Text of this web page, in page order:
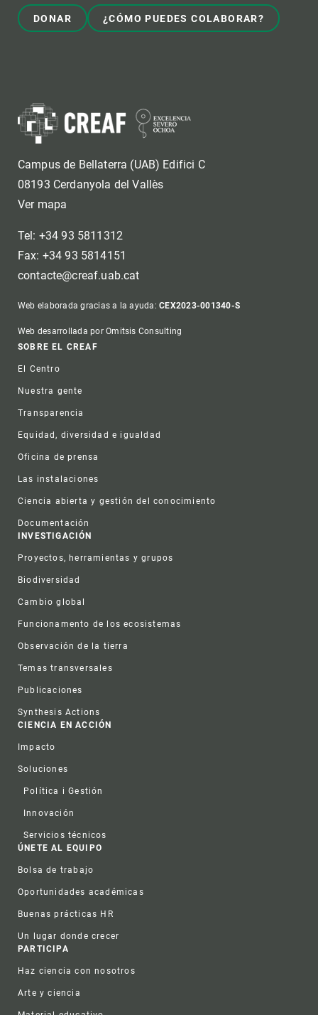
DONAR ¿CÓMO PUEDES COLABORAR?
Campus de Bellaterra (UAB) Edifici C
08193 Cerdanyola del Vallès
Ver mapa
Tel: +34 93 5811312
Fax: +34 93 5814151
contacte@creaf.uab.cat
Web elaborada gracias a la ayuda:CEX2023-001340-S
Web desarrollada por Omitsis Consulting
Footer
SOBRE EL CREAF
El Centro
Nuestra gente
Transparencia
Equidad, diversidad e igualdad
Oficina de prensa
Las instalaciones
Ciencia abierta y gestión del conocimiento
Documentación
INVESTIGACIÓN
Proyectos, herramientas y grupos
Biodiversidad
Cambio global
Funcionamento de los ecosistemas
Observación de la tierra
Temas transversales
Publicaciones
Synthesis Actions
CIENCIA EN ACCIÓN
Impacto
Soluciones
Política i Gestión
Innovación
Servicios técnicos
ÚNETE AL EQUIPO
Bolsa de trabajo
Oportunidades académicas
Buenas prácticas HR
Un lugar donde crecer
PARTICIPA
Haz ciencia con nosotros
Arte y ciencia